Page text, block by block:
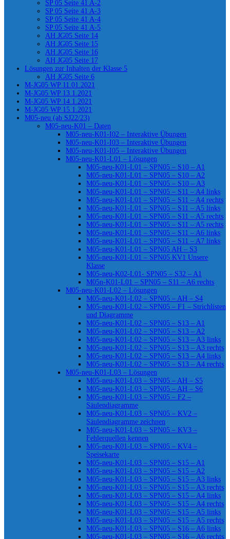
SP 05 Seite 41 A-2
SP 05 Seite 41 A-3
SP 05 Seite 41 A-4
SP 05 Seite 41 A-5
AH JG05 Seite 14
AH JG05 Seite 15
AH JG05 Seite 16
AH JG05 Seite 17
Lösungen zur Inhalten der Klasse 5
AH JG05 Seite 6
M-JG05 WP 11.01.2021
M-JG05 WP 13.1.2021
M-JG05 WP 14.1.2021
M-JG05 WP 15.1.2021
M05-neu (ab SJ22/23)
M05-neu-K01 – Daten
M05-neu-K01-I02 – Interaktive Übungen
M05-neu-K01-I03 – Interaktive Übungen
M05-neu-K01-I05 – Interaktive Übungen
M05-neu-K01-L01 – Lösungen
M05-neu-K01-L01 – SPN05 – S10 – A1
M05-neu-K01-L01 – SPN05 – S10 – A2
M05-neu-K01-L01 – SPN05 – S10 – A3
M05-neu-K01-L01 – SPN05 – S11 – A4 links
M05-neu-K01-L01 – SPN05 – S11 – A4 rechts
M05-neu-K01-L01 – SPN05 – S11 – A5 links
M05-neu-K01-L01 – SPN05 – S11 – A5 rechts
M05-neu-K01-L01 – SPN05 – S11 – A5 rechts
M05-neu-K01-L01 – SPN05 – S11 – A6 links
M05-neu-K01-L01 – SPN05 – S11 – A7 links
M05-neu-K01-L01 – SPN05 AH – S3
M05-neu-K01-L01 – SPN05 KV1 Unsere
Klasse
M05-neu-K02-L01- SPN05 – S32 – A1
M05n-K01-L01 – SPN05 – S11 – A6 rechts
M05-neu-K01-L02 – Lösungen
M05-neu-K01-L02 – SPN05 – AH – S4
M05-neu-K01-L02 – SPN05 – F1 – Strichlisten
und Diagramme
M05-neu-K01-L02 – SPN05 – S13 – A1
M05-neu-K01-L02 – SPN05 – S13 – A2
M05-neu-K01-L02 – SPN05 – S13 – A3 links
M05-neu-K01-L02 – SPN05 – S13 – A3 rechts
M05-neu-K01-L02 – SPN05 – S13 – A4 links
M05-neu-K01-L02 – SPN05 – S13 – A4 rechts
M05-neu-K01-L03 – Lösungen
M05-neu-K01-L03 – SPN05 – AH – S5
M05-neu-K01-L03 – SPN05 – AH – S6
M05-neu-K01-L03 – SPN05 – F2 –
Säulendiagramme
M05-neu-K01-L03 – SPN05 – KV2 –
Säulendiagramme zeichnen
M05-neu-K01-L03 – SPN05 – KV3 –
Fehlerquellen kennen
M05-neu-K01-L03 – SPN05 – KV4 –
Speisekarte
M05-neu-K01-L03 – SPN05 – S15 – A1
M05-neu-K01-L03 – SPN05 – S15 – A2
M05-neu-K01-L03 – SPN05 – S15 – A3 links
M05-neu-K01-L03 – SPN05 – S15 – A3 rechts
M05-neu-K01-L03 – SPN05 – S15 – A4 links
M05-neu-K01-L03 – SPN05 – S15 – A4 rechts
M05-neu-K01-L03 – SPN05 – S15 – A5 links
M05-neu-K01-L03 – SPN05 – S15 – A5 rechts
M05-neu-K01-L03 – SPN05 – S16 – A6 links
M05-neu-K01-L03 – SPN05 – S16 – A6 rechts